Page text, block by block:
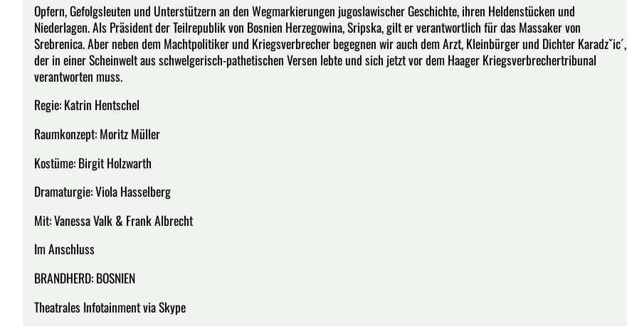
Opfern, Gefolgsleuten und Unterstützern an den Wegmarkierungen jugoslawischer Geschichte, ihren Heldenstücken und
Niederlagen. Als Präsident der Teilrepublik von Bosnien Herzegowina, Sripska, gilt er verantwortlich für das Massaker von
Srebrenica. Aber neben dem Machtpolitiker und Kriegsverbrecher begegnen wir auch dem Arzt, Kleinbürger und Dichter Karadzˇic´,
der in einer Scheinwelt aus schwelgerisch-pathetischen Versen lebte und sich jetzt vor dem Haager Kriegsverbrechertribunal
verantworten muss.
Regie: Katrin Hentschel
Raumkonzept: Moritz Müller
Kostüme: Birgit Holzwarth
Dramaturgie: Viola Hasselberg
Mit: Vanessa Valk & Frank Albrecht
Im Anschluss
BRANDHERD: BOSNIEN
Theatrales Infotainment via Skype